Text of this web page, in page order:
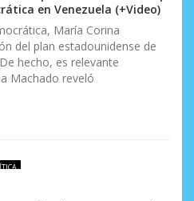
en Venezuela (+Video)
María Corina
del plan estadounidense de
hecho, es relevante
Machado reveló